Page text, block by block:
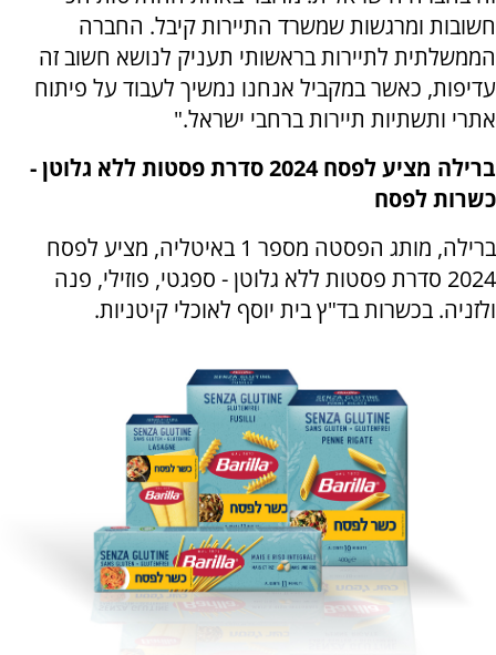
חשובות ומרגשות שמשרד התיירות קיבל. החברה
הממשלתית לתיירות בראשותי תעניק לנושא חשוב זה
עדיפות, כאשר במקביל אנחנו נמשיך לעבוד על פיתוח
אתרי ותשתיות תיירות ברחבי ישראל."
ברילה מציע לפסח 2024 סדרת פסטות ללא גלוטן -
כשרות לפסח
ברילה, מותג הפסטה מספר 1 באיטליה, מציע לפסח
2024 סדרת פסטות ללא גלוטן - ספגטי, פוזילי, פנה
ולזניה. בכשרות בד"ץ בית יוסף לאוכלי קיטניות.